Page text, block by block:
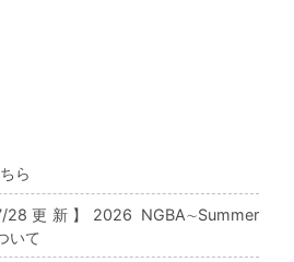
ら
更新】2026 NGBA∼Summer
いて